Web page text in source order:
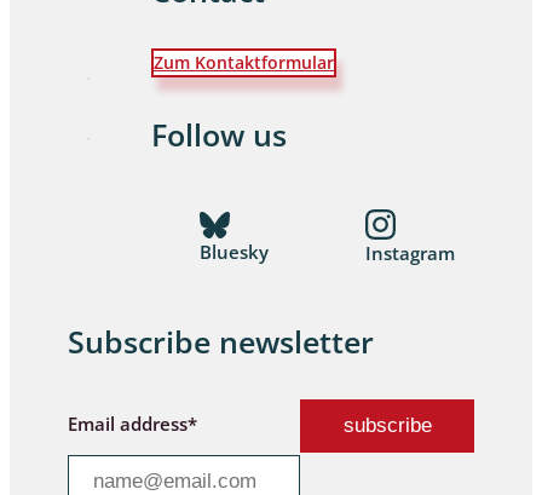
Zum Kontaktformular
Follow us
Bluesky Instagram
Subscribe newsletter
Email address*